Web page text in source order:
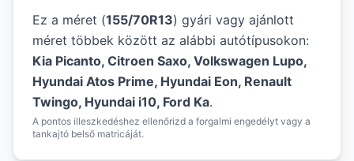
Ez a méret (155/70R13) gyári vagy ajánlott
méret többek között az alábbi autótípusokon:
Kia Picanto, Citroen Saxo, Volkswagen Lupo,
Hyundai Atos Prime, Hyundai Eon, Renault
Twingo, Hyundai i10, Ford Ka.
A pontos illeszkedéshez ellenőrizd a forgalmi engedélyt vagy a
tankajtó belső matricáját.